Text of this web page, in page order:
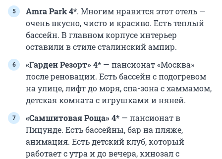
Amra Park 4*. Многим нравится этот отель —
очень вкусно, чисто и красиво. Есть теплый
бассейн. В главном корпусе интерьер
оставили в стиле сталинский ампир.
«Гарден Резорт» 4* — пансионат «Москва»
после реновации. Есть бассейн с подогревом
на улице, лифт до моря, спа-зона с хаммамом,
детская комната с игрушками и няней.
«Самшитовая Роща» 4* — пансионат в
Пицунде. Есть бассейны, бар на пляже,
анимация. Есть детский клуб, который
работает с утра и до вечера, кинозал с